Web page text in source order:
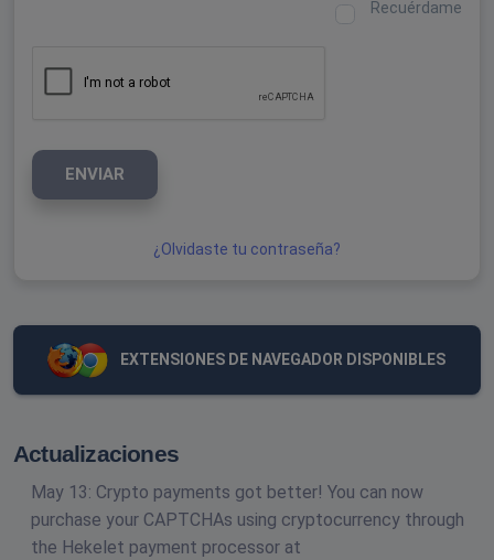
Recuérdame
ENVIAR
¿Olvidaste tu contraseña?
EXTENSIONES DE NAVEGADOR DISPONIBLES
Actualizaciones
May 13: Crypto payments got better! You can now
purchase your CAPTCHAs using cryptocurrency through
the Hekelet payment processor at